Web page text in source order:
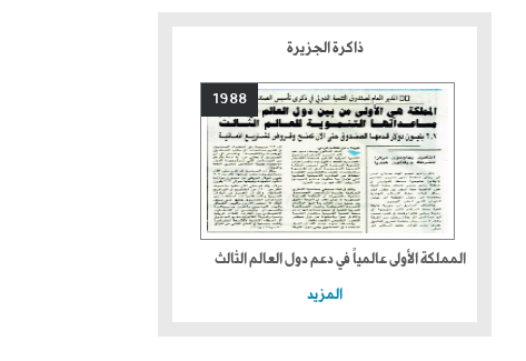
ذاكرة الجزيرة
1988
المملكة الأولى عالمياً في دعم دول العالم الثالث
المزيد